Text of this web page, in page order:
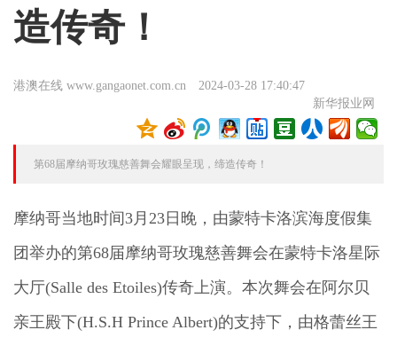
造传奇！
港澳在线 www.gangaonet.com.cn
2024-03-28 17:40:47
新华报业网
第68届摩纳哥玫瑰慈善舞会耀眼呈现，缔造传奇！
摩纳哥当地时间3月23日晚，由蒙特卡洛滨海度假集
团举办的第68届摩纳哥玫瑰慈善舞会在蒙特卡洛星际
大厅(Salle des Etoiles)传奇上演。本次舞会在阿尔贝
亲王殿下(H.S.H Prince Albert)的支持下，由格蕾丝王